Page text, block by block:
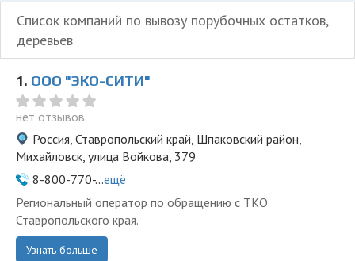
Список компаний по вывозу порубочных остатков,
деревьев
1. ООО "ЭКО-СИТИ"
нет отзывов
Россия, Ставропольский край, Шпаковский район,
Михайловск, улица Войкова, 379
8-800-770-...ещё
Региональный оператор по обращению с ТКО
Ставропольского края.
Узнать больше